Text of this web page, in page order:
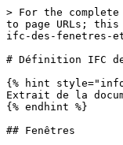
> For the complete documentation index, see [llms.txt](https://docs.dietrichs.com/llms.txt). Markdown versions of documentation pages are available by appending `.md` to page URLs; this page is available as [Markdown](https://docs.dietrichs.com/dietrichs-intelligent-documentation/francais/ifc-industry-foundation-classes/definition-ifc-des-fenetres-et-des-portes.md).

# Définition IFC des fenêtres et des portes

{% hint style="info" %}
Extrait de la documentation IFC 2x3 – Traduction des descriptions de l’anglais en français
{% endhint %}

## Fenêtres

### Division des vantaux

Illustration **`IfcWindowStyleOperationEnum`**

> NOTE
>
> 1\.       Le mode de fonctionnement de chaque vantail est défini avec ***`IfcWindowPanelProperties.OperationType`***.
>
> 2\.       La référence du vantail de fenêtre à l'emplacement de ce vantail dans la configuration du style de fenêtre est gérée par ***`IfcWindowPanelProperties.PanelPosition`***.
>
> 3\.       Les images sont présentées sous forme d'élévations dans le plan XZ de l'emplacement local de la fenêtre, en regardant dans la direction de l'axe Y positif.
>
> 4\.       Ces